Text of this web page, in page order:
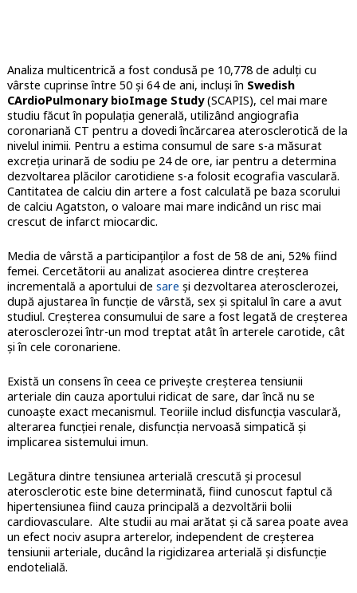
Analiza multicentrică a fost condusă pe 10,778 de adulți cu
vârste cuprinse între 50 și 64 de ani, incluși în Swedish
CArdioPulmonary bioImage Study(SCAPIS), cel mai mare
studiu făcut în populația generală, utilizând angiografia
coronariană CT pentru a dovedi încărcarea aterosclerotică de la
nivelul inimii. Pentru a estima consumul de sare s-a măsurat
excreția urinară de sodiu pe 24 de ore, iar pentru a determina
dezvoltarea plăcilor carotidiene s-a folosit ecografia vasculară.
Cantitatea de calciu din artere a fost calculată pe baza scorului
de calciu Agatston, o valoare mai mare indicând un risc mai
crescut de infarct miocardic.
Media de vârstă a participanților a fost de 58 de ani, 52% fiind
femei. Cercetătorii au analizat asocierea dintre creșterea
incrementală a aportului de sare și dezvoltarea aterosclerozei,
după ajustarea în funcție de vârstă, sex și spitalul în care a avut
studiul. Creșterea consumului de sare a fost legată de creșterea
aterosclerozei într-un mod treptat atât în arterele carotide, cât
și în cele coronariene.
Există un consens în ceea ce privește creșterea tensiunii
arteriale din cauza aportului ridicat de sare, dar încă nu se
cunoaște exact mecanismul. Teoriile includ disfuncția vasculară,
alterarea funcției renale, disfuncția nervoasă simpatică și
implicarea sistemului imun.
Legătura dintre tensiunea arterială crescută și procesul
aterosclerotic este bine determinată, fiind cunoscut faptul că
hipertensiunea fiind cauza principală a dezvoltării bolii
cardiovasculare. Alte studii au mai arătat și că sarea poate avea
un efect nociv asupra arterelor, independent de creșterea
tensiunii arteriale, ducând la rigidizarea arterială și disfuncție
endotelială.